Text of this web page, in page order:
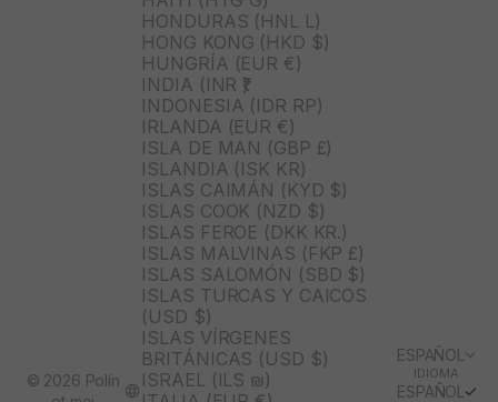
HONDURAS (HNL L)
HONG KONG (HKD $)
HUNGRÍA (EUR €)
INDIA (INR ₹)
INDONESIA (IDR RP)
IRLANDA (EUR €)
ISLA DE MAN (GBP £)
ISLANDIA (ISK KR)
ISLAS CAIMÁN (KYD $)
ISLAS COOK (NZD $)
ISLAS FEROE (DKK KR.)
ISLAS MALVINAS (FKP £)
ISLAS SALOMÓN (SBD $)
ISLAS TURCAS Y CAICOS
(USD $)
ISLAS VÍRGENES
BRITÁNICAS (USD $)
ISRAEL (ILS ₪)
ESPAÑOL
IDIOMA
ESPAÑOL
© 2026 Polín